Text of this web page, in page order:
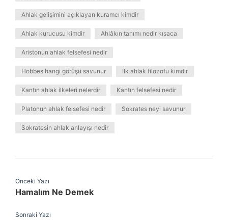
Ahlak gelişimini açıklayan kuramcı kimdir
Ahlak kurucusu kimdir Ahlâkın tanımı nedir kısaca
Aristonun ahlak felsefesi nedir
Hobbes hangi görüşü savunur İlk ahlak filozofu kimdir
Kantın ahlak ilkeleri nelerdir Kantın felsefesi nedir
Platonun ahlak felsefesi nedir Sokrates neyi savunur
Sokratesin ahlak anlayışı nedir
Önceki Yazı
Hamalım Ne Demek
Sonraki Yazı